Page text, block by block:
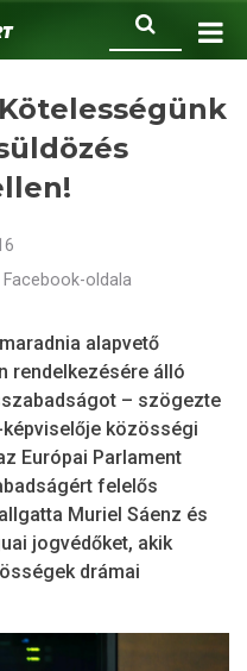
oldala
alapvető
rendelkezésére álló
– szögezte
képviselője közösségi
Európai Parlament
felelős
Muriel Sáenz és
jogvédőket, akik
drámai